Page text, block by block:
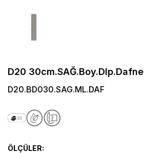
D20 30cm.SAĞ.Boy.Dlp.Dafne
D20.BD030.SAG.ML.DAF
ÖLÇÜLER: